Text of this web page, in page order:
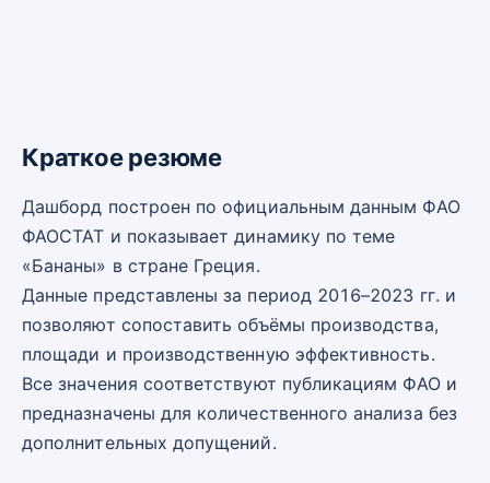
Краткое резюме
Дашборд построен по официальным данным ФАО
ФАОСТАТ и показывает динамику по теме
«Бананы» в стране Греция.
Данные представлены за период 2016–2023 гг. и
позволяют сопоставить объёмы производства,
площади и производственную эффективность.
Все значения соответствуют публикациям ФАО и
предназначены для количественного анализа без
дополнительных допущений.